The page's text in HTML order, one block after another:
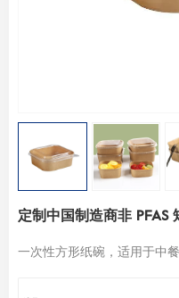
定制中国制造商非 PFAS
一次性方形纸碗，适用于中餐